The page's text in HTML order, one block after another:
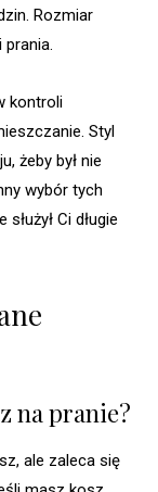
Rozmiar
kontroli
Styl
żeby był nie
wybór tych
Ci długie
na pranie?
ale zaleca się